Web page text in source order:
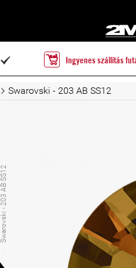
 Ingyenes szállítás
Swarovski - 203 AB SS12
Swarovski - 203 AB SS12